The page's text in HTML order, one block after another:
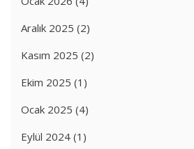
Aralık 2025 (2)
Kasım 2025 (2)
Ekim 2025 (1)
Ocak 2025 (4)
Eylül 2024 (1)